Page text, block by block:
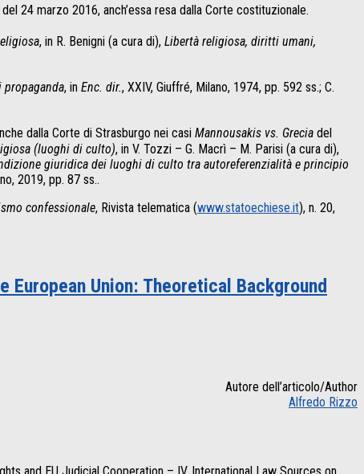
24 marzo 2016, anch’essa resa dalla Corte costituzionale.
, in R. Benigni (a cura di), Libertà religiosa, diritti umani,
, in Enc. dir., XXIV, Giuffré, Milano, 1974, pp. 592 ss.; C.
dalla Corte di Strasburgo nei casi Mannousakis vs. Grecia del
(luoghi di culto), in V. Tozzi – G. Macrì – M. Parisi (a cura di),
giuridica dei luoghi di culto tra autoreferenzialità e principio
2019, pp. 87 ss..
confessionale, Rivista telematica (www.statoechiese.it), n. 20,
Union: Theoretical Background
Autore dell’articolo/Author
Alfredo Rizzo